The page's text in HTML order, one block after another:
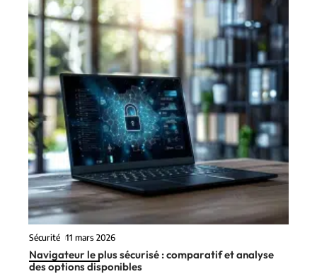
Sécurité 11 mars 2026
Navigateur le plus sécurisé : comparatif et analyse
des options disponibles